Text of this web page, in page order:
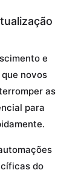
e
novos
as
para
do